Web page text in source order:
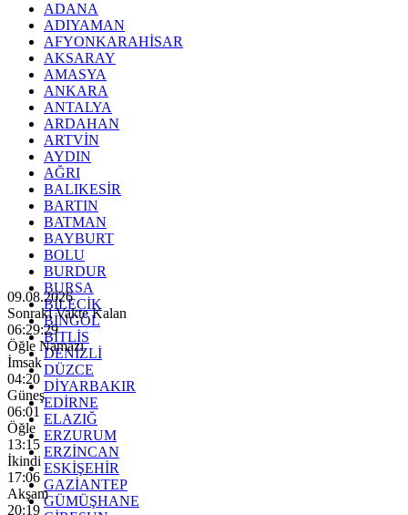
ADANA
ADIYAMAN
AFYONKARAHİSAR
AKSARAY
AMASYA
ANKARA
ANTALYA
ARDAHAN
ARTVİN
AYDIN
AĞRI
BALIKESİR
BARTIN
BATMAN
BAYBURT
BOLU
BURDUR
BURSA
BİLECİK
BİNGÖL
BİTLİS
DENİZLİ
DÜZCE
DİYARBAKIR
EDİRNE
ELAZIĞ
ERZURUM
ERZİNCAN
ESKİŞEHİR
GAZİANTEP
GÜMÜŞHANE
09.08.2026
Sonraki Vakte Kalan
06:29:27
Öğle Namazı
İmsak
04:20
Güneş
06:01
Öğle
13:15
İkindi
17:06
Akşam
20:19